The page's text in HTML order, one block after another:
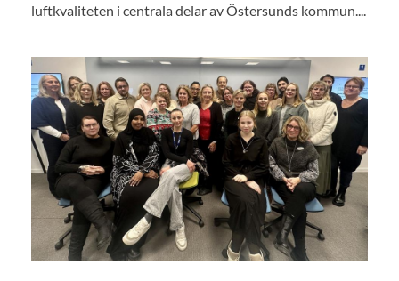
luftkvaliteten i centrala delar av Östersunds kommun....